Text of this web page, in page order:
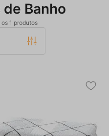
Banho
os 1 produtos